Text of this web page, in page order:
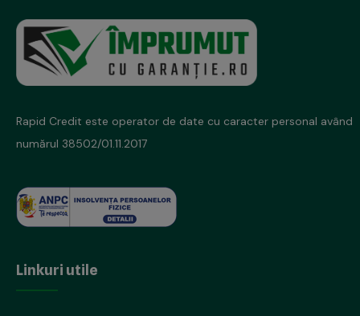
Rapid Credit este operator de date cu caracter personal având
numărul 38502/01.11.2017
Linkuri utile